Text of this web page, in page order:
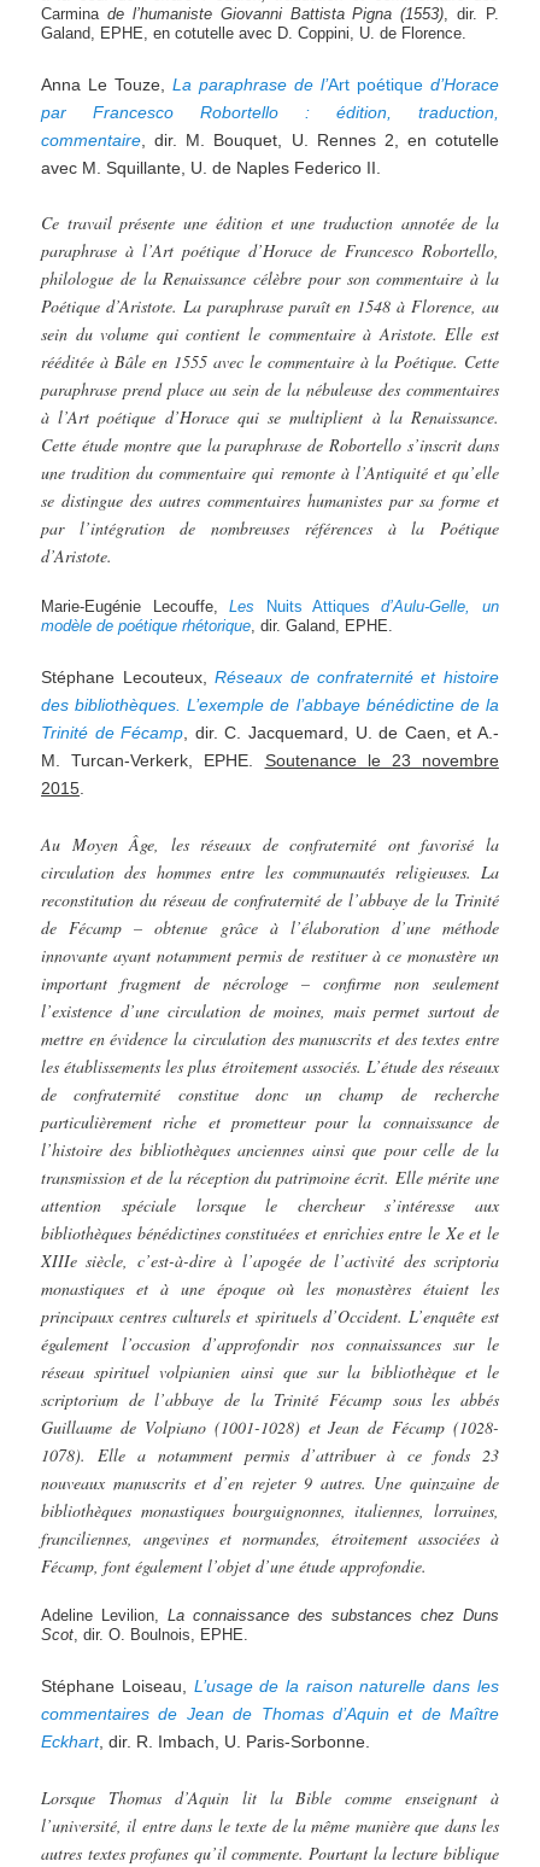
Carmina de l’humaniste Giovanni Battista Pigna (1553) , dir. P.
Galand, EPHE, en cotutelle avec D. Coppini, U. de Florence.
Anna Le Touze,La paraphrase de l’Art poétique d’Horace
par Francesco Robortello : édition, traduction,
commentaire , dir. M. Bouquet, U. Rennes 2, en cotutelle
avec M. Squillante, U. de Naples Federico II.
Ce travail présente une édition et une traduction annotée de la
paraphrase à l’Art poétique d’Horace de Francesco Robortello,
philologue de la Renaissance célèbre pour son commentaire à la
Poétique d’Aristote. La paraphrase paraît en 1548 à Florence, au
sein du volume qui contient le commentaire à Aristote. Elle est
rééditée à Bâle en 1555 avec le commentaire à la Poétique. Cette
paraphrase prend place au sein de la nébuleuse des commentaires
à l’Art poétique d’Horace qui se multiplient à la Renaissance.
Cette étude montre que la paraphrase de Robortello s’inscrit dans
une tradition du commentaire qui remonte à l’Antiquité et qu’elle
se distingue des autres commentaires humanistes par sa forme et
par l’intégration de nombreuses références à la Poétique
d’Aristote.
Marie-Eugénie Lecouffe,Les Nuits Attiquesd’Aulu-Gelle,
un
modèle de poétique rhétorique, dir. Galand, EPHE.
Stéphane Lecouteux,Réseaux de confraternité et histoire
des bibliothèques. L’exemple de l’abbaye bénédictine de la
Trinité de Fécamp , dir. C. Jacquemard, U. de Caen, et A.-
M. Turcan-Verkerk, EPHE. Soutenance le 23 novembre
2015
Au Moyen Âge, les réseaux de confraternité ont favorisé la
circulation des hommes entre les communautés religieuses. La
reconstitution du réseau de confraternité de l’abbaye de la Trinité
de Fécamp – obtenue grâce à l’élaboration d’une méthode
innovante ayant notamment permis de restituer à ce monastère un
important fragment de nécrologe – confirme non seulement
l’existence d’une circulation de moines, mais permet surtout de
mettre en évidence la circulation des manuscrits et des textes entre
les établissements les plus étroitement associés. L’étude des réseaux
de confraternité constitue donc un champ de recherche
particulièrement riche et prometteur pour la connaissance de
l’histoire des bibliothèques anciennes ainsi que pour celle de la
transmission et de la réception du patrimoine écrit. Elle mérite une
attention spéciale lorsque le chercheur s’intéresse aux
bibliothèques bénédictines constituées et enrichies entre le Xe et le
XIIIe siècle, c’est-à-dire à l’apogée de l’activité des scriptoria
monastiques et à une époque où les monastères étaient les
principaux centres culturels et spirituels d’Occident. L’enquête est
également l’occasion d’approfondir nos connaissances sur le
réseau spirituel volpianien ainsi que sur la bibliothèque et le
scriptorium de l’abbaye de la Trinité Fécamp sous les abbés
Guillaume de Volpiano (1001-1028) et Jean de Fécamp (1028-
1078). Elle a notamment permis d’attribuer à ce fonds 23
nouveaux manuscrits et d’en rejeter 9 autres. Une quinzaine de
bibliothèques monastiques bourguignonnes, italiennes, lorraines,
franciliennes, angevines et normandes, étroitement associées à
Fécamp, font également l’objet d’une étude approfondie.
Adeline Levilion,La connaissance des substances chez Duns
Scot, dir. O. Boulnois, EPHE.
Stéphane Loiseau, L’usage de la raison naturelle dans les
commentaires de Jean de Thomas d’Aquin et de Maître
Eckhart, dir. R. Imbach, U. Paris-Sorbonne.
Lorsque Thomas d’Aquin lit la Bible comme enseignant à
l’université, il entre dans le texte de la même manière que dans les
autres textes profanes qu’il commente. Pourtant la lecture biblique